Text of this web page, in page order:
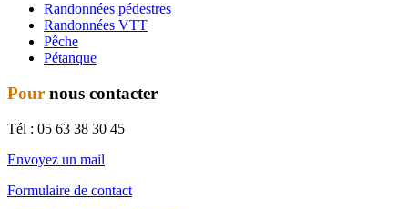
Randonnées pédestres
Randonnées VTT
Pêche
Pétanque
Pour nous contacter
Tél : 05 63 38 30 45
Envoyez un mail
Formulaire de contact